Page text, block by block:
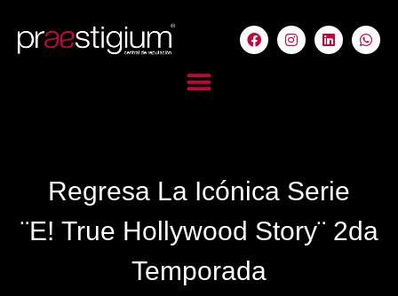
Regresa La Icónica Serie
¨E! True Hollywood Story¨ 2da
Temporada